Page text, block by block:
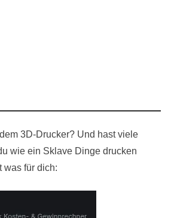
3D-Drucker? Und hast viele
wie ein Sklave Dinge drucken
was für dich: